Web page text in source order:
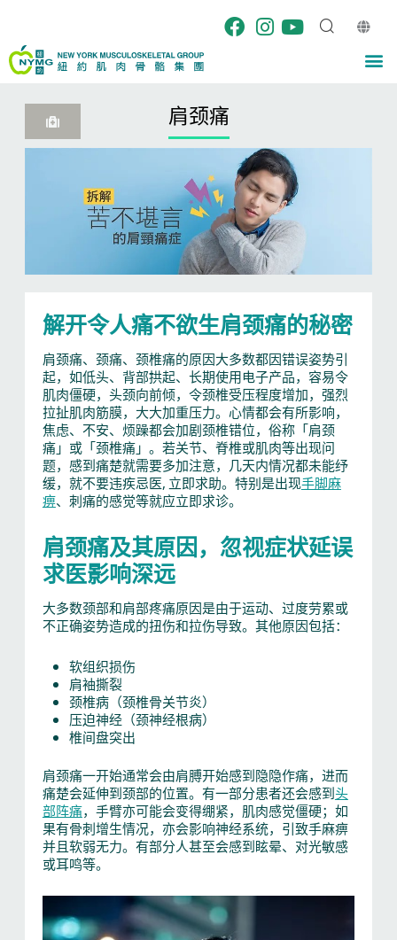
容
肩颈痛
解开令人痛不欲生肩颈痛的秘密
肩颈痛、颈痛、颈椎痛的原因大多数都因错误姿势引
起，如低头、背部拱起、长期使用电子产品，容易令
肌肉僵硬，头颈向前倾，令颈椎受压程度增加，强烈
拉扯肌肉筋膜，大大加重压力。心情都会有所影响，
焦虑、不安、烦躁都会加剧颈椎错位，俗称「肩颈
痛」或「颈椎痛」。若关节、脊椎或肌肉等出现问
题，感到痛楚就需要多加注意，几天内情况都未能纾
缓，就不要违疾忌医, 立即求助。特别是出现手脚麻
痹、刺痛的感觉等就应立即求诊。
肩颈痛及其原因，忽视症状延误
求医影响深远
大多数颈部和肩部疼痛原因是由于运动、过度劳累或
不正确姿势造成的扭伤和拉伤导致。其他原因包括：
软组织损伤
肩袖撕裂
颈椎病（颈椎骨关节炎）
压迫神经（颈神经根病）
椎间盘突出
肩颈痛一开始通常会由肩膊开始感到隐隐作痛，进而
痛楚会延伸到颈部的位置。有一部分患者还会感到头
部阵痛，手臂亦可能会变得绷紧，肌肉感觉僵硬；如
果有骨刺增生情况，亦会影响神经系统，引致手麻痹
并且软弱无力。有部分人甚至会感到眩晕、对光敏感
或耳鸣等。